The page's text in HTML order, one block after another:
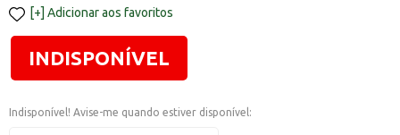
Adicionar aos favoritos
INDISPONÍVEL
Indisponível! Avise-me quando estiver disponível: